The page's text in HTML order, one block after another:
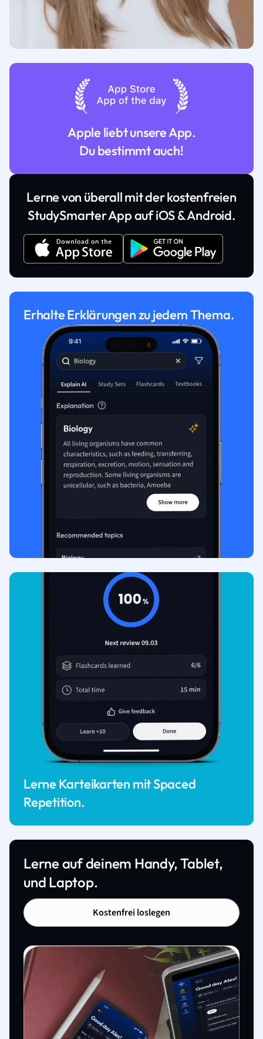
Apple liebt unsere App.
Du bestimmt auch!
Lerne von überall mit der kostenfreien
StudySmarter App auf iOS & Android.
Erhalte Erklärungen zu jedem Thema.
Lerne Karteikarten mit Spaced
Repetition.
Lerne auf deinem Handy, Tablet,
und Laptop.
Kostenfrei loslegen